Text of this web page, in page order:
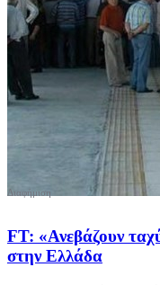
FΤ: «Ανεβάζουν
στην Ελλάδα